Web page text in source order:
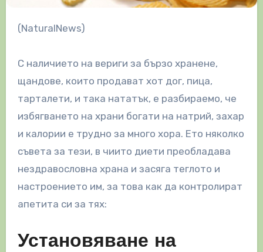
(NaturalNews)
С наличието на вериги за бързо хранене,
щандове, които продават хот дог, пица,
тарталети, и така нататък, е разбираемо, че
избягването на храни богати на натрий, захар
и калории е трудно за много хора. Ето няколко
съвета за тези, в чиито диети преобладава
нездравословна храна и засяга теглото и
настроението им, за това как да контролират
апетита си за тях:
Установяване на